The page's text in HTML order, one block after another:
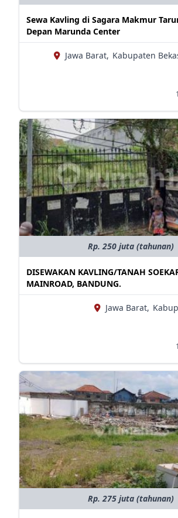
Sewa Kavling di Sagara Makmur
Depan Marunda Center
Jawa Barat, Kabupaten
Rp. 250 juta (tahunan)
DISEWAKAN KAVLING/TANAH
MAINROAD, BANDUNG.
Jawa Barat,
Rp. 275 juta (tahunan)